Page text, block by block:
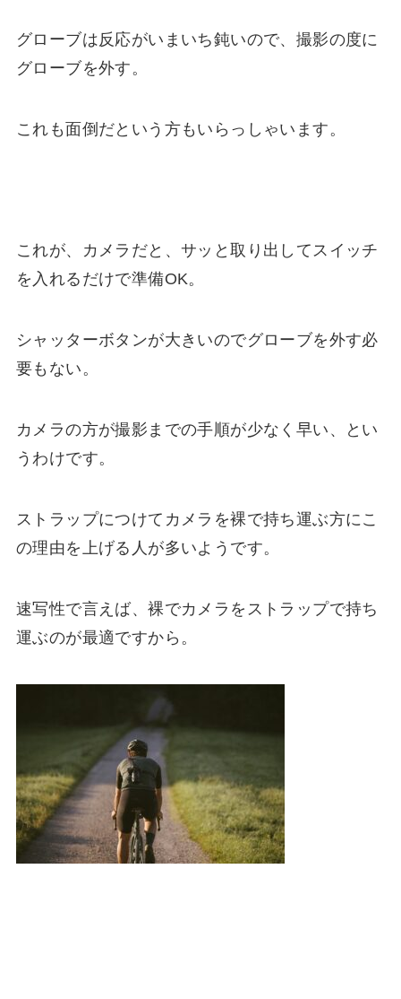
グローブは反応がいまいち鈍いので、撮影の度に
グローブを外す。
これも面倒だという方もいらっしゃいます。
これが、カメラだと、サッと取り出してスイッチ
を入れるだけで準備OK。
シャッターボタンが大きいのでグローブを外す必
要もない。
カメラの方が撮影までの手順が少なく早い 、とい
うわけです。
ストラップにつけてカメラを裸で持ち運ぶ方にこ
の理由を上げる人が多いようです。
速写性で言えば、裸でカメラをストラップで持ち
運ぶのが最適ですから。